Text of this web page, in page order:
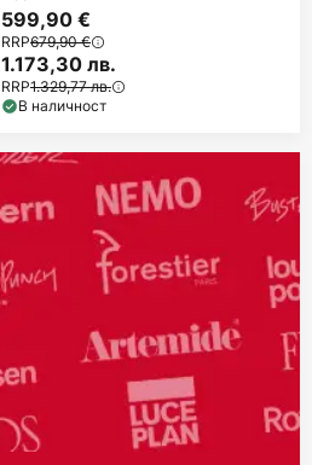
599,90 €
RRP679,90 €
1.173,30 лв.
RRP1.329,77 лв.
В наличност